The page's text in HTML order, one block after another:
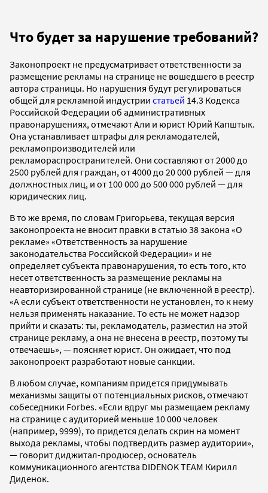
Что будет за нарушение требований?
Законопроект не предусматривает ответственности за
размещение рекламы на странице не вошедшего в реестр
автора страницы. Но нарушения будут регулироваться
общей для рекламной индустрии статьей 14.3 Кодекса
Российской Федерации об административных
правонарушениях, отмечают Али и юрист Юрий Капштык.
Она устанавливает штрафы для рекламодателей,
рекламопроизводителей или
рекламораспространителей. Они составляют от 2000 до
2500 рублей для граждан, от 4000 до 20 000 рублей — для
должностных лиц, и от 100 000 до 500 000 рублей — для
юридических лиц.
В то же время, по словам Григорьева, текущая версия
законопроекта не вносит правки в статью 38 закона «О
рекламе» «Ответственность за нарушение
законодательства Российской Федерации» и не
определяет субъекта правонарушения, то есть того, кто
несет ответственность за размещение рекламы на
неавторизированной странице (не включенной в реестр).
«А если субъект ответственности не установлен, то к нему
нельзя применять наказание. То есть не может надзор
прийти и сказать: ты, рекламодатель, разместил на этой
странице рекламу, а она не внесена в реестр, поэтому ты
отвечаешь», — поясняет юрист. Он ожидает, что под
законопроект разработают новые санкции.
В любом случае, компаниям придется придумывать
механизмы защиты от потенциальных рисков, отмечают
собеседники Forbes. «Если вдруг мы размещаем рекламу
на странице с аудиторией меньше 10 000 человек
(например, 9999), то придется делать скрин на момент
выхода рекламы, чтобы подтвердить размер аудитории»,
— говорит диджитал-продюсер, основатель
коммуникационного агентства DIDENOK TEAM Кирилл
Диденок.